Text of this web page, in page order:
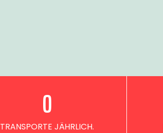
TRANSPORTE JÄHRLICH.
0